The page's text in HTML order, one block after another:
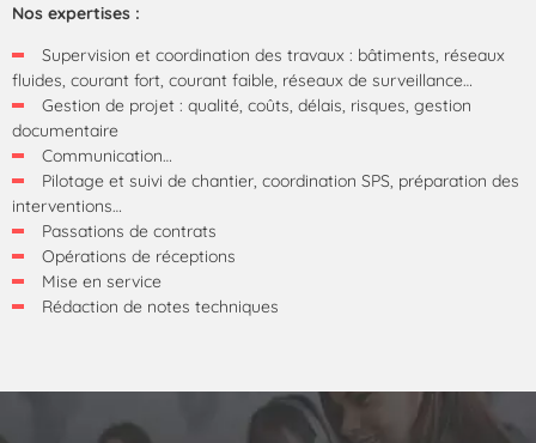
Nos expertises :
Supervision et coordination des travaux : bâtiments, réseaux
fluides, courant fort, courant faible, réseaux de surveillance…
Gestion de projet : qualité, coûts, délais, risques, gestion
documentaire
Communication…
Pilotage et suivi de chantier, coordination SPS, préparation des
interventions…
Passations de contrats
Opérations de réceptions
Mise en service
Rédaction de notes techniques